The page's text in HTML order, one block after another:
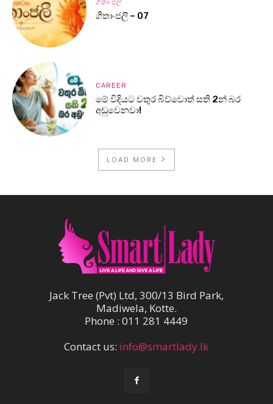
ගීතාංජලී
ගීතාංජලී – 07
CAREER
මේ විදියට වතුර බිව්වොත් සති 2න් බර
අඩුවෙනවා!
LOAD MORE
Jack Tree (Pvt) Ltd, 300/13 Bird Park,
Madiwela, Kotte.
Phone : 011 281 4449
Contact us: info@smartlady.lk